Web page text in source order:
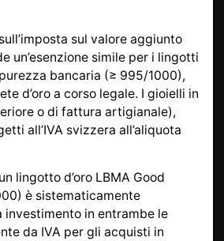
sul valore aggiunto
un’esenzione simile per i lingotti
bancaria (≥ 995/1000),
d’oro a corso legale. I gioielli in
o di fattura artigianale),
all’IVA svizzera all’aliquota
un lingotto d’oro LBMA Good
è sistematicamente
investimento in entrambe le
da IVA per gli acquisti in